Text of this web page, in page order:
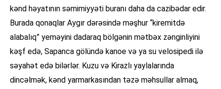
kənd həyatının səmimiyyəti buranı daha da cazibədar edir.
Burada qonaqlar Aygır dərəsində məşhur “kiremitdə
alabalıq” yeməyini dadaraq bölgənin mətbəx zənginliyini
kəşf edə, Sapanca gölündə kanoe və ya su velosipedi ilə
səyahət edə bilərlər. Kuzu və Kirazlı yaylalarında
dincəlmək, kənd yarmarkasından təzə məhsullar almaq,